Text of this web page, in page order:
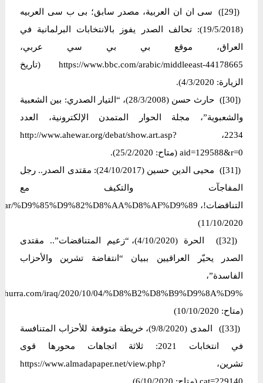
([29]) سی ان ان العربیة، مصدر سابق؛ بی ب سی العربیه
(19/5/2018): تحالف الصدر يفوز بالانتخابات البرلمانية في
العراق، موقع بي بي سي عربي،
https://www.bbc.com/arabic/middleeast-44178665 (تاريخ
الزيارة: 4/3/2020).
([30]) حارث حسن (28/3/2008)، “التيار الصدري: بين الشعبية
والشعبوية”، مجلة الحوار المتمدن الإلكترونية، العدد
2234، http://www.ahewar.org/debat/show.art.asp?
aid=129588&r=0 (متاح: 25/2/2020).
([31]) محيى الدين حسين (24/10/2017): مقتدى الصدر.. رجل
المفاجآت والتكيف مع
11/10/2020)
([32]) الحرة (4/10/2020)، “زعيم المتناقضات”.. مقتدى
الصدر يحيّر العراقيين ببيان “انتفاضة تشرين والأحزاب
الفاسدة”،
iraq/2020/10/04/%D8%B2%D8%B9%D9%8A%D9%
(متاح: 10/10/2020)
([33]) المدى (9/8/2020)، خريطة متوقعة للأحزاب المتنافسة
في انتخابات 2021: ثلاثة اتجاهات محورها قوى
تشرين، https://www.almadapaper.net/view.php?